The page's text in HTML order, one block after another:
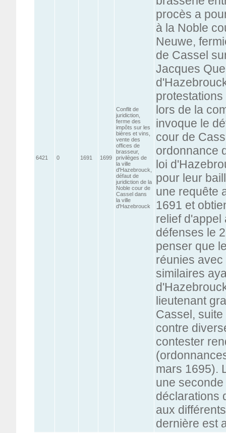
6421 0 1691 1699
Conflit de
juridiction,
ferme des
impôts sur les
bières et vins,
vente des
offices de
brasseur,
privilèges de
la ville
d'Hazebrouck,
défaut de
juridiction de la
Noble cour de
Cassel dans
la ville
d'Hazebrouck
procès a
à la Noble
Neuwe,
de Cassel
Jacques
lors de la
invoque le
cour de
ordonnance
loi
pour leur
une requête
1691 et
relief d'appel
défenses le
penser que
réunies
similaires
lieutenant
Cassel,
contre
contester
mars 1695).
une
déclarations
aux
dernière est